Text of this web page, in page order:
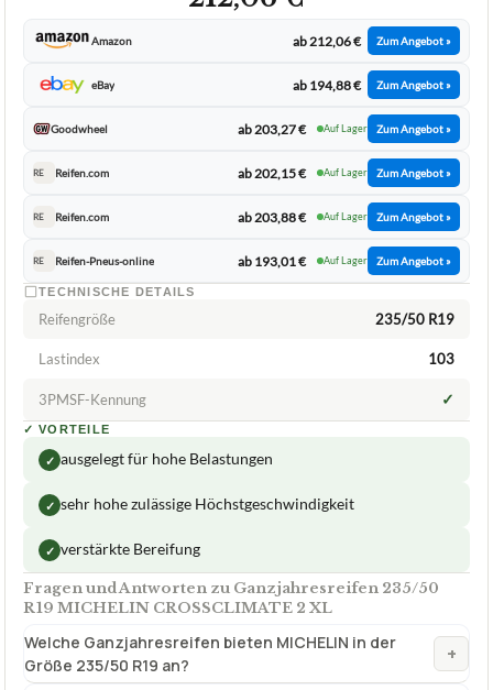
Amazon ab 212,06 € Zum Angebot »
eBay ab 194,88 € Zum Angebot »
Goodwheel ab 203,27 € Auf Lager Zum Angebot »
RE Reifen.com ab 202,15 € Auf Lager Zum Angebot »
RE Reifen.com ab 203,88 € Auf Lager Zum Angebot »
RE Reifen-Pneus-online ab 193,01 € Auf Lager Zum Angebot »
TECHNISCHE DETAILS
Reifengröße 235/50 R19
Lastindex 103
3PMSF-Kennung ✓
✓ VORTEILE
✓ ausgelegt für hohe Belastungen
✓ sehr hohe zulässige Höchstgeschwindigkeit
✓ verstärkte Bereifung
Fragen und Antworten zu Ganzjahresreifen 235/50
R19 MICHELIN CROSSCLIMATE 2 XL
Welche Ganzjahresreifen bieten MICHELIN in der
Größe 235/50 R19 an?
+